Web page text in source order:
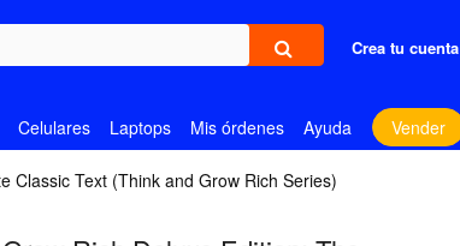
Crea tu cuenta
Celulares Laptops Mis órdenes Ayuda Vender
Classic Text (Think and Grow Rich Series)